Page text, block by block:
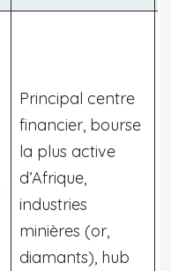
Principal centre
financier, bourse
la plus active
d’Afrique,
industries
minières (or,
diamants), hub